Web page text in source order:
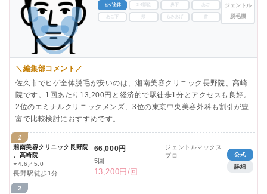
ヒゲ全体 3-4部位 鼻下 あご
あご下 もみあげ
ジェントル
脱毛機
＼編集部コメント／
佐久市でヒゲ全体脱毛が安いのは、湘南美容クリニック長野院、高崎
院です。1回あたり13,200円と経済的で駅徒歩1分とアクセスも良好。
2位のエミナルクリニックメンズ、3位の東京中央美容外科も割引が豊
富で比較検討におすすめです。
1
湘南美容クリニック長野院
、高崎院
⭐4.6／5.0
長野駅徒歩1分
66,000円
5回
13,200円/回
ジェントルマックス
プロ
公式
詳細
2